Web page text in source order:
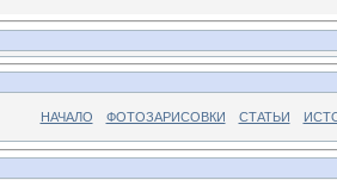
НАЧАЛО ФОТОЗАРИСОВКИ СТАТЬИ